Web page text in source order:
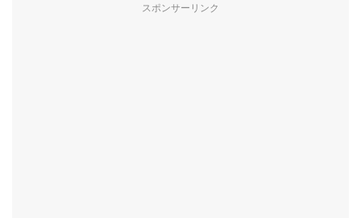
スポンサーリンク